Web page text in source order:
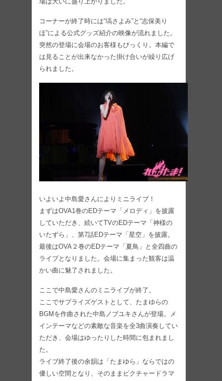
コーナーが終了時には“塙さよみ”と“志保美り
ほ”による公式グッズ紹介の映像が流れました。
突然の登場に会場のお客様もびっくり。本編で
は見ることが出来なかった掛け合いが繰り広げ
られました。
いよいよ中島愛さんによりミニライブ！
まずはOVA1巻のEDテーマ「メロディ」を披露
していただき、続いてTVのEDテーマ「神様の
いたずら」、第7話EDテーマ「星空」を披露。
最後はOVA２巻のEDテーマ「夏鳥」と全四曲の
ライブとなりました。会場に集まった観客は温
かい曲に魅了されました。
ここで中島愛さんのミニライブが終了。
ここでサプライズゲストとして、たまゆらの
BGMを作曲された中島ノブユキさんが登場。メ
インテーマなどの素敵な音楽を全3曲演奏してい
ただき、会場はゆったりした時間に包まれまし
た。
ライブ終了後の余韻は「たまゆら」ならではの
優しい空間となり、そのままピクチャードラマ